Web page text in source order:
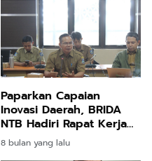
Paparkan Capaian
Inovasi Daerah, BRIDA
NTB Hadiri Rapat Kerja
Pembahasan KUA-PPAS
di DPRD NTB
8 bulan yang lalu